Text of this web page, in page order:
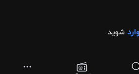
وارد شوید.